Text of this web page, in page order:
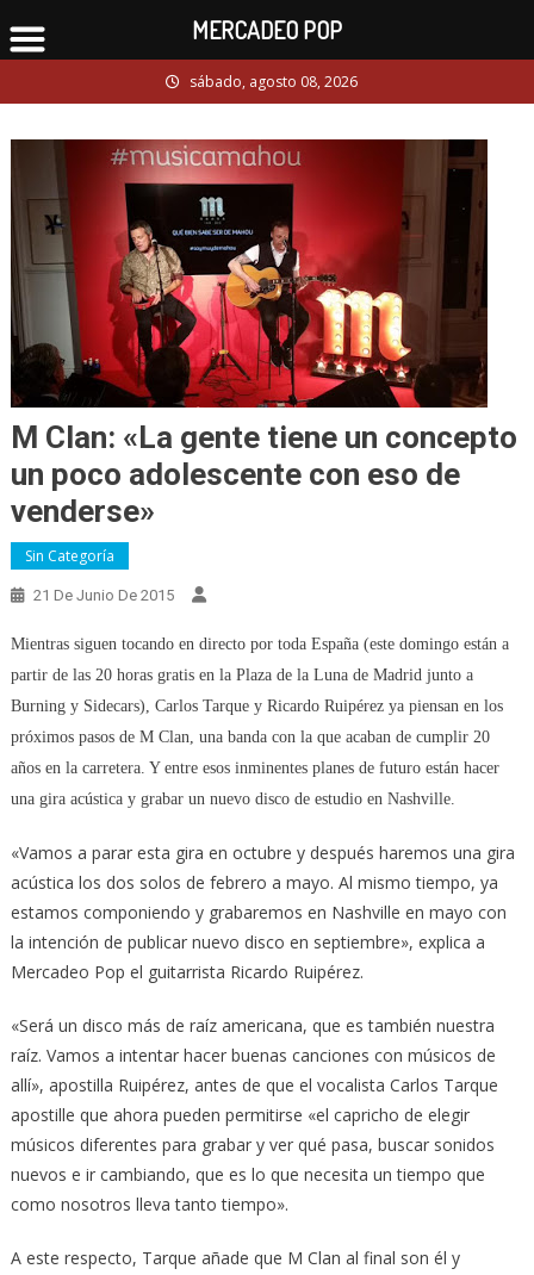
to
sábado, agosto 08, 2026
M Clan: «La gente tiene un concepto
un poco adolescente con eso de
venderse»
Sin Categoría
21 De Junio De 2015
Mientras siguen tocando en directo por toda España (este domingo están a
partir de las 20 horas gratis en la Plaza de la Luna de Madrid junto a
Burning y Sidecars), Carlos Tarque y Ricardo Ruipérez ya piensan en los
próximos pasos de M Clan, una banda con la que acaban de cumplir 20
años en la carretera. Y entre esos inminentes planes de futuro están hacer
una gira acústica y grabar un nuevo disco de estudio en Nashville.
«Vamos a parar esta gira en octubre y después haremos una gira
acústica los dos solos de febrero a mayo. Al mismo tiempo, ya
estamos componiendo y grabaremos en Nashville en mayo con
la intención de publicar nuevo disco en septiembre», explica a
Mercadeo Pop el guitarrista Ricardo Ruipérez.
«Será un disco más de raíz americana, que es también nuestra
raíz. Vamos a intentar hacer buenas canciones con músicos de
allí», apostilla Ruipérez, antes de que el vocalista Carlos Tarque
apostille que ahora pueden permitirse «el capricho de elegir
músicos diferentes para grabar y ver qué pasa, buscar sonidos
nuevos e ir cambiando, que es lo que necesita un tiempo que
como nosotros lleva tanto tiempo».
A este respecto, Tarque añade que M Clan al final son él y
MERCADEO POP